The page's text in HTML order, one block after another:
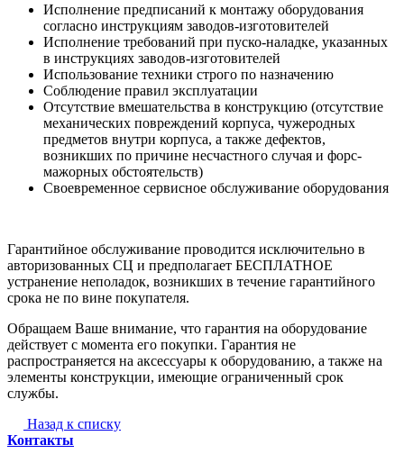
Исполнение предписаний к монтажу оборудования
согласно инструкциям заводов-изготовителей
Исполнение требований при пуско-наладке, указанных
в инструкциях заводов-изготовителей
Использование техники строго по назначению
Соблюдение правил эксплуатации
Отсутствие вмешательства в конструкцию (отсутствие
механических повреждений корпуса, чужеродных
предметов внутри корпуса, а также дефектов,
возникших по причине несчастного случая и форс-
мажорных обстоятельств)
Своевременное сервисное обслуживание оборудования
Гарантийное обслуживание проводится исключительно в
авторизованных СЦ и предполагает БЕСПЛАТНОЕ
устранение неполадок, возникших в течение гарантийного
срока не по вине покупателя.
Обращаем Ваше внимание, что гарантия на оборудование
действует с момента его покупки. Гарантия не
распространяется на аксессуары к оборудованию, а также на
элементы конструкции, имеющие ограниченный срок
службы.
Назад к списку
Контакты